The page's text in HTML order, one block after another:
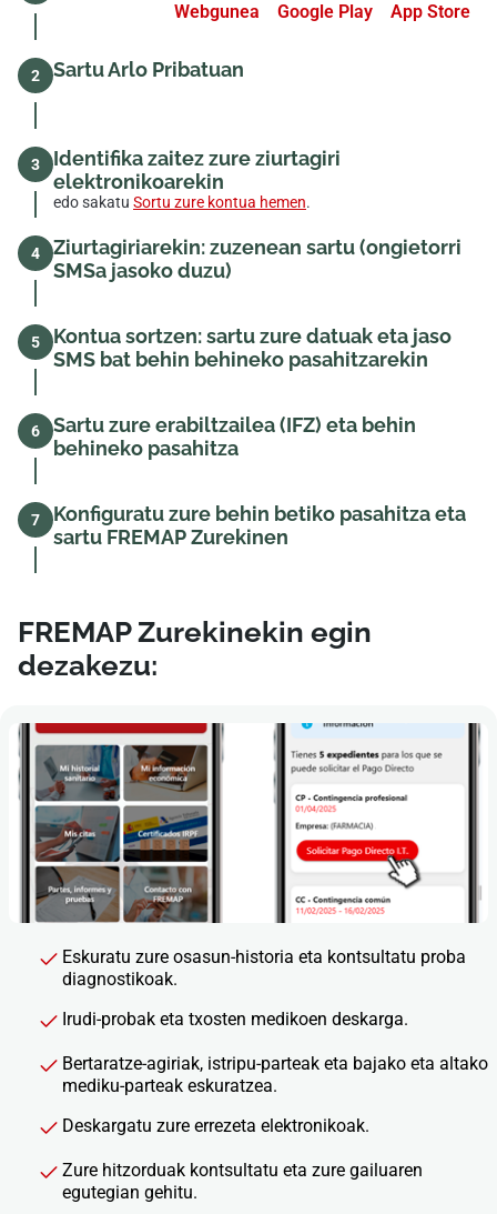
Webgunea Google Play App Store
2 Sartu Arlo Pribatuan
3
Identifika zaitez zure ziurtagiri
elektronikoarekin
edo sakatu Sortu zure kontua hemen.
4
Ziurtagiriarekin: zuzenean sartu (ongietorri
SMSa jasoko duzu)
5
Kontua sortzen: sartu zure datuak eta jaso
SMS bat behin behineko pasahitzarekin
6
Sartu zure erabiltzailea (IFZ) eta behin
behineko pasahitza
7
Konfiguratu zure behin betiko pasahitza eta
sartu FREMAP Zurekinen
FREMAP Zurekinekin egin
dezakezu:
Eskuratu zure osasun-historia eta kontsultatu proba
diagnostikoak.
Irudi-probak eta txosten medikoen deskarga.
Bertaratze-agiriak, istripu-parteak eta bajako eta altako
mediku-parteak eskuratzea.
Deskargatu zure errezeta elektronikoak.
Zure hitzorduak kontsultatu eta zure gailuaren
egutegian gehitu.